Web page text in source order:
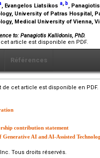
, Evangelos Liatsikos a, b,
University of Patras Hospital,
Medical University of Vienna,
to: Panagiotis Kallidonis, PhD.
article est disponible en PDF.
Références
de cet article est disponible en PDF.
contribution statement
AI and AI-Assisted
Tous droits réservés.